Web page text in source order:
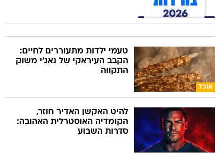
אוכל
טעמי ילדות מתעוררים לחיים:
הקבב העיראקי של נאג׳י משוק
התקווה
להיט האקשן האדיר חוזר,
הקומדיה האוסטרלית האהובה:
סדרות השבוע